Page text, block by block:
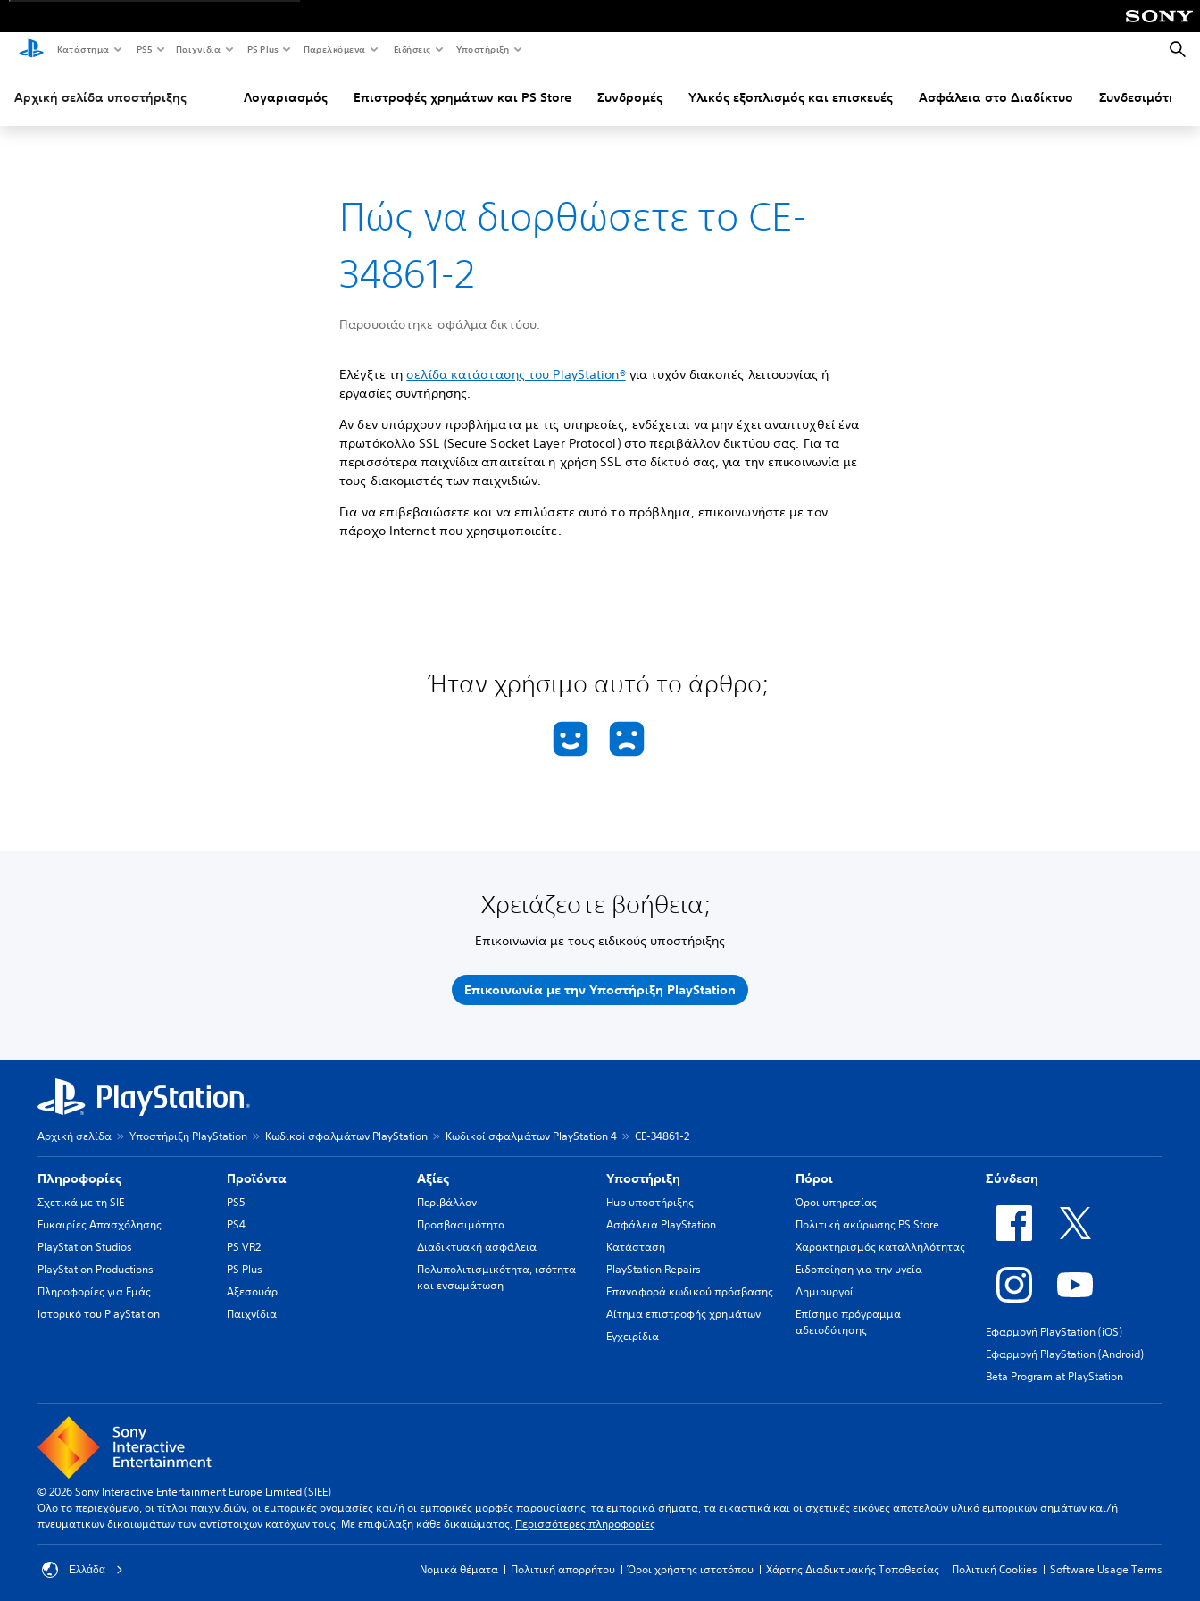
Κατάστημα PS5 Παιχνίδια PS Plus Παρελκόμενα Ειδήσεις Υποστήριξη
Αρχική σελίδα υποστήριξης Λογαριασμός Επιστροφές χρημάτων και PS Store Συνδρομές Υλικός εξοπλισμός και επισκευές Ασφάλεια στο Διαδίκτυο Συνδεσιμότητα
Πώς να διορθώσετε το CE-
34861-2
Παρουσιάστηκε σφάλμα δικτύου.
Ελέγξτε τησελίδα κατάστασης του PlayStation®για τυχόν διακοπές λειτουργίας ή
εργασίες συντήρησης.
Αν δεν υπάρχουν προβλήματα με τις υπηρεσίες, ενδέχεται να μην έχει αναπτυχθεί ένα
πρωτόκολλο SSL (Secure Socket Layer Protocol) στο περιβάλλον δικτύου σας. Για τα
περισσότερα παιχνίδια απαιτείται η χρήση SSL στο δίκτυό σας, για την επικοινωνία με
τους διακομιστές των παιχνιδιών.
Για να επιβεβαιώσετε και να επιλύσετε αυτό το πρόβλημα, επικοινωνήστε με τον
πάροχο Internet που χρησιμοποιείτε.
Ήταν χρήσιμο αυτό το άρθρο;
Χρειάζεστε βοήθεια;
Επικοινωνία με τους ειδικούς υποστήριξης
Επικοινωνία με την Υποστήριξη PlayStation
Αρχική σελίδα Υποστήριξη PlayStation Κωδικοί σφαλμάτων PlayStation Κωδικοί σφαλμάτων PlayStation 4 CE-34861-2
Πληροφορίες
Σχετικά με τη SIE
Ευκαιρίες Απασχόλησης
PlayStation Studios
PlayStation Productions
Πληροφορίες για Εμάς
Ιστορικό του PlayStation
Προϊόντα
PS5
PS4
PS VR2
PS Plus
Αξεσουάρ
Παιχνίδια
Αξίες
Περιβάλλον
Προσβασιμότητα
Διαδικτυακή ασφάλεια
Πολυπολιτισμικότητα, ισότητα
και ενσωμάτωση
Υποστήριξη
Hub υποστήριξης
Ασφάλεια PlayStation
Κατάσταση
PlayStation Repairs
Επαναφορά κωδικού πρόσβασης
Αίτημα επιστροφής χρημάτων
Εγχειρίδια
Πόροι
Όροι υπηρεσίας
Πολιτική ακύρωσης PS Store
Χαρακτηρισμός καταλληλότητας
Ειδοποίηση για την υγεία
Δημιουργοί
Επίσημο πρόγραμμα
αδειοδότησης
Σύνδεση
Εφαρμογή PlayStation (iOS)
Εφαρμογή PlayStation (Android)
Beta Program at PlayStation
© 2026 Sony Interactive Entertainment Europe Limited (SIEE)
Όλο το περιεχόμενο, οι τίτλοι παιχνιδιών, οι εμπορικές ονομασίες και/ή οι εμπορικές μορφές παρουσίασης, τα εμπορικά σήματα, τα εικαστικά και οι σχετικές εικόνες αποτελούν υλικό εμπορικών σημάτων και/ή
πνευματικών δικαιωμάτων των αντίστοιχων κατόχων τους. Με επιφύλαξη κάθε δικαιώματος. Περισσότερες πληροφορίες
Ελλάδα Νομικά θέματα Πολιτική απορρήτου Όροι χρήστης ιστοτόπου Χάρτης Διαδικτυακής Τοποθεσίας Πολιτική Cookies Software Usage Terms